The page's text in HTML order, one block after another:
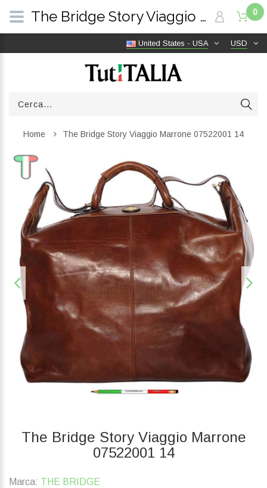
USD
United States - USA
0
Home The Bridge Story Viaggio Marrone 07522001 14
The Bridge Story Viaggio Marrone
07522001 14
Marca: THE BRIDGE
The Bridge Story Viaggio Marrone 07522001 14 | TutITALIA